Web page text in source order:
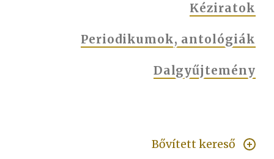
Kéziratok
Periodikumok, antológiák
Dalgyűjtemény
Bővített kereső